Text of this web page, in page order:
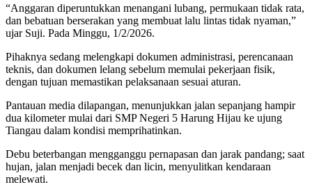
“Anggaran diperuntukkan menangani lubang, permukaan tidak rata,
dan bebatuan berserakan yang membuat lalu lintas tidak nyaman,”
ujar Suji. Pada Minggu, 1/2/2026.
Pihaknya sedang melengkapi dokumen administrasi, perencanaan
teknis, dan dokumen lelang sebelum memulai pekerjaan fisik,
dengan tujuan memastikan pelaksanaan sesuai aturan.
Pantauan media dilapangan, menunjukkan jalan sepanjang hampir
dua kilometer mulai dari SMP Negeri 5 Harung Hijau ke ujung
Tiangau dalam kondisi memprihatinkan.
Debu beterbangan mengganggu pernapasan dan jarak pandang; saat
hujan, jalan menjadi becek dan licin, menyulitkan kendaraan
melewati.